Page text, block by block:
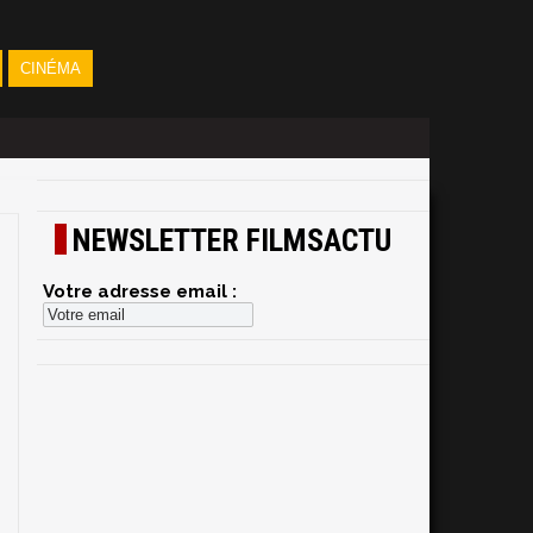
CINÉMA
NEWSLETTER FILMSACTU
Votre adresse email :